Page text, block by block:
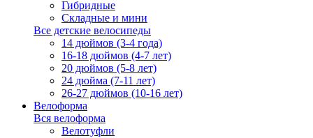
Гибридные
Складные и мини
Все детские велосипеды
14 дюймов (3-4 года)
16-18 дюймов (4-7 лет)
20 дюймов (5-8 лет)
24 дюйма (7-11 лет)
26-27 дюймов (10-16 лет)
Велоформа
Вся велоформа
Велотуфли